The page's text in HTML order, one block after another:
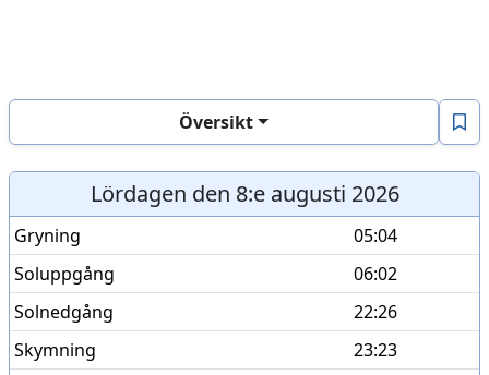
Översikt
Lördagen den 8:e augusti 2026
Gryning
05:04
Soluppgång
06:02
Solnedgång
22:26
Skymning
23:23